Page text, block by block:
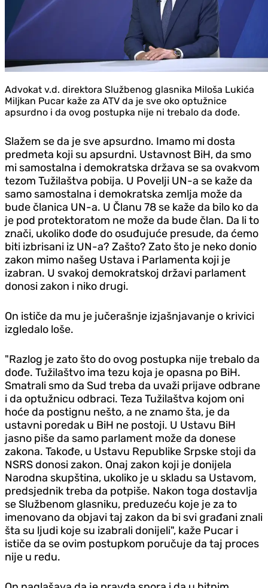
Advokat v.d. direktora Službenog glasnika Miloša Lukića
Miljkan Pucar kaže za ATV da je sve oko optužnice
apsurdno i da ovog postupka nije ni trebalo da dođe.
Slažem se da je sve apsurdno. Imamo mi dosta
predmeta koji su apsurdni. Ustavnost BiH, da smo
mi samostalna i demokratska država se sa ovakvom
tezom Tužilaštva pobija. U Povelji UN-a se kaže da
samo samostalna i demokratska zemlja može da
bude članica UN-a. U Članu 78 se kaže da bilo ko da
je pod protektoratom ne može da bude član. Da li to
znači, ukoliko dođe do osuđujuće presude, da ćemo
biti izbrisani iz UN-a? Zašto? Zato što je neko donio
zakon mimo našeg Ustava i Parlamenta koji je
izabran. U svakoj demokratskoj državi parlament
donosi zakon i niko drugi.
On ističe da mu je jučerašnje izjašnjavanje o krivici
izgledalo loše.
"Razlog je zato što do ovog postupka nije trebalo da
dođe. Tužilaštvo ima tezu koja je opasna po BiH.
Smatrali smo da Sud treba da uvaži prijave odbrane
i da optužnicu odbraci. Teza Tužilaštva kojom oni
hoće da postignu nešto, a ne znamo šta, je da
ustavni poredak u BiH ne postoji. U Ustavu BiH
jasno piše da samo parlament može da donese
zakona. Takođe, u Ustavu Republike Srpske stoji da
NSRS donosi zakon. Onaj zakon koji je donijela
Narodna skupština, ukoliko je u skladu sa Ustavom,
predsjednik treba da potpiše. Nakon toga dostavlja
se Službenom glasniku, preduzeću koje je za to
imenovano da objavi taj zakon da bi svi građani znali
šta su ljudi koje su izabrali donijeli", kaže Pucar i
ističe da se ovim postupkom poručuje da taj proces
nije u redu.